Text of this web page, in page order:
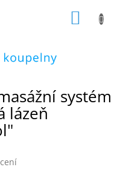
systém
lázeň